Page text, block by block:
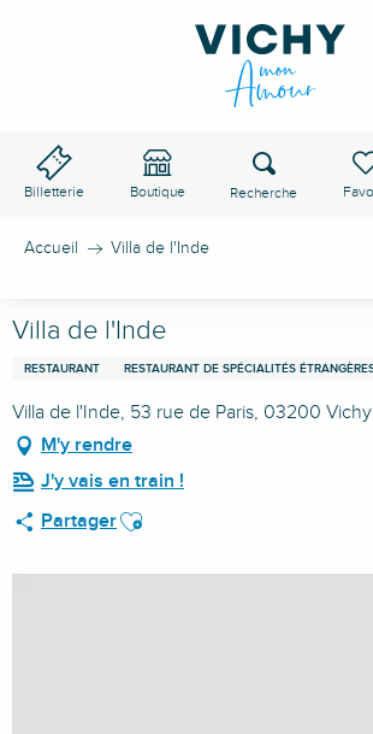
Billetterie Boutique
Recherche
Accueil Villa de l'Inde
Villa de l'Inde
RESTAURANT RESTAURANT DE SPÉCIALITÉS
Villa de l'Inde, 53 rue de Paris, 03200 Vichy
M'y rendre
J'y vais en train !
PartagerAjouter aux favoris